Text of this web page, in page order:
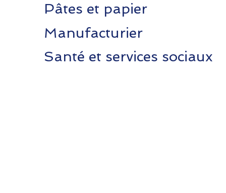
Pâtes et papier
Manufacturier
Santé et services sociaux